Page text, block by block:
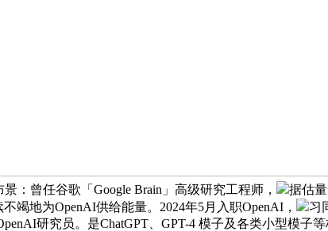
：曾任谷歌「Google Brain」高级研究工程师，
据估
竭地为OpenAI供给能量。2024年5月入职OpenAI，
习
研究员。是ChatGPT、GPT-4 模子及各类小型模子